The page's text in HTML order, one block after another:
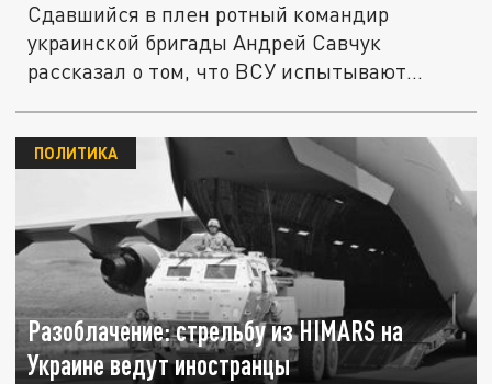
Сдавшийся в плен ротный командир
украинской бригады Андрей Савчук
рассказал о том, что ВСУ испытывают
Разоблачение: стрельбу из HIMARS на
Украине ведут иностранцы
ПОЛИТИКА